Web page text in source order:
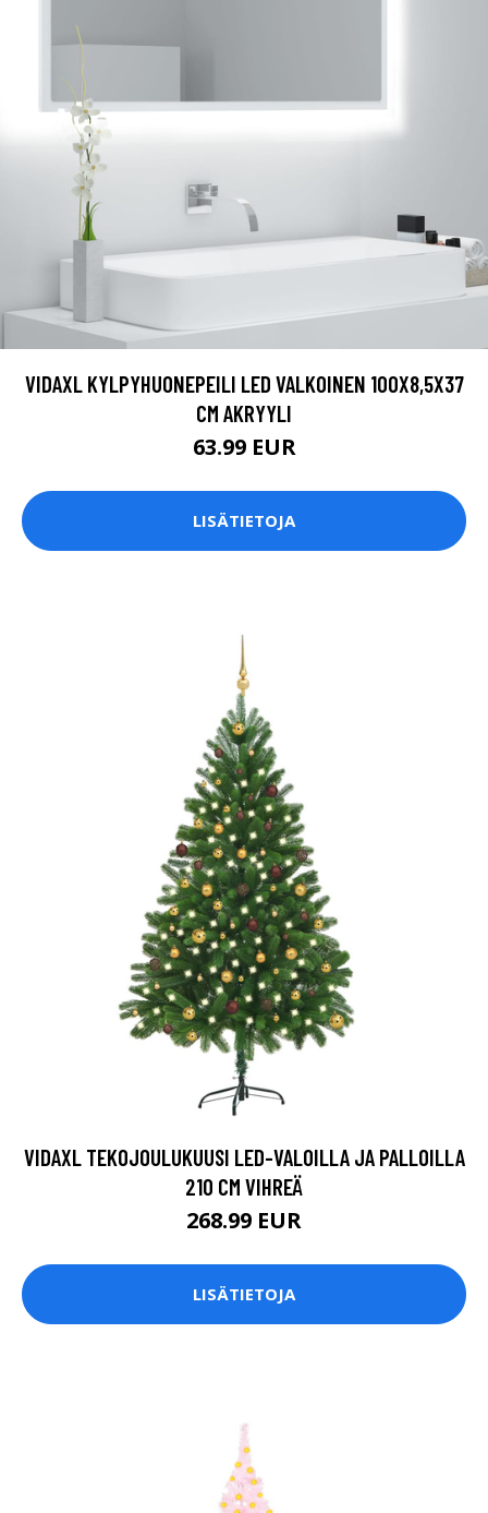
VIDAXL KYLPYHUONEPEILI LED VALKOINEN 100X8,5X37
CM AKRYYLI
63.99 EUR
LISÄTIETOJA
VIDAXL TEKOJOULUKUUSI LED-VALOILLA JA PALLOILLA
210 CM VIHREÄ
268.99 EUR
LISÄTIETOJA